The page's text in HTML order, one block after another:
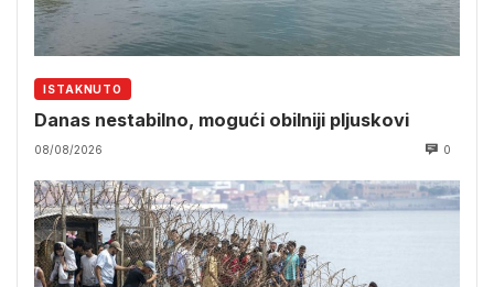
ISTAKNUTO
Danas nestabilno, mogući obilniji pljuskovi
08/08/2026 0